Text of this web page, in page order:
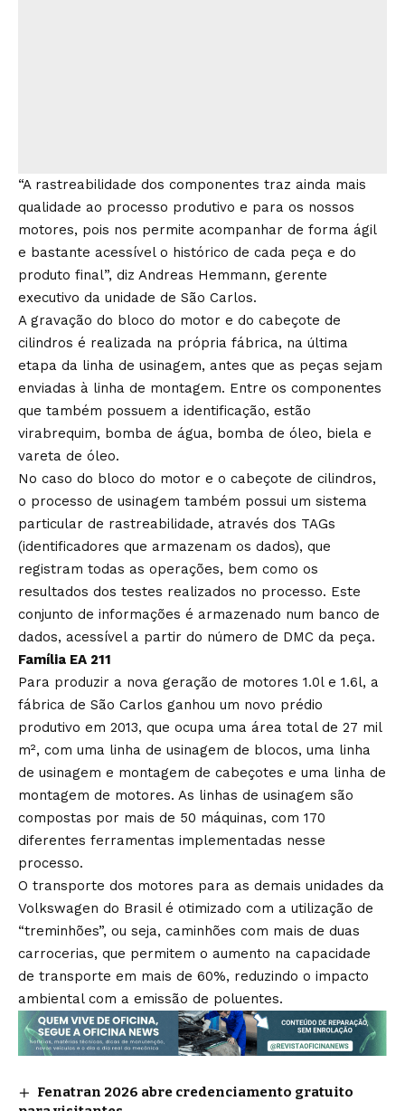
“A rastreabilidade dos componentes traz ainda mais
qualidade ao processo produtivo e para os nossos
motores, pois nos permite acompanhar de forma ágil
e bastante acessível o histórico de cada peça e do
produto final”, diz Andreas Hemmann, gerente
executivo da unidade de São Carlos.
A gravação do bloco do motor e do cabeçote de
cilindros é realizada na própria fábrica, na última
etapa da linha de usinagem, antes que as peças sejam
enviadas à linha de montagem. Entre os componentes
que também possuem a identificação, estão
virabrequim, bomba de água, bomba de óleo, biela e
vareta de óleo.
No caso do bloco do motor e o cabeçote de cilindros,
o processo de usinagem também possui um sistema
particular de rastreabilidade, através dos TAGs
(identificadores que armazenam os dados), que
registram todas as operações, bem como os
resultados dos testes realizados no processo. Este
conjunto de informações é armazenado num banco de
dados, acessível a partir do número de DMC da peça.
Família EA 211
Para produzir a nova geração de motores 1.0l e 1.6l, a
fábrica de São Carlos ganhou um novo prédio
produtivo em 2013, que ocupa uma área total de 27 mil
m², com uma linha de usinagem de blocos, uma linha
de usinagem e montagem de cabeçotes e uma linha de
montagem de motores. As linhas de usinagem são
compostas por mais de 50 máquinas, com 170
diferentes ferramentas implementadas nesse
processo.
O transporte dos motores para as demais unidades da
Volkswagen do Brasil é otimizado com a utilização de
“treminhões”, ou seja, caminhões com mais de duas
carrocerias, que permitem o aumento na capacidade
de transporte em mais de 60%, reduzindo o impacto
ambiental com a emissão de poluentes.
Fenatran 2026 abre credenciamento gratuito